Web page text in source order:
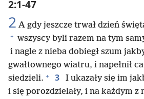
2:1-47
2 A gdy jeszcze trwał dzień
+ wszyscy byli razem na tym
i nagle z nieba dobiegł szum
gwałtownego wiatru, i napełnił
siedzieli. + 3 I ukazały się im
i się porozdzielały, i na każdym z